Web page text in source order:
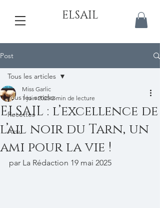
ELSAIL
Post
Tous les articles
Recettes
Actu
Tous les articles
ELSAIL : l’excellence de
l’ail noir du Tarn, un
ami pour la vie !
Miss Garlic
1 juin 2025 2 min de lecture
par La Rédaction 19 mai 2025